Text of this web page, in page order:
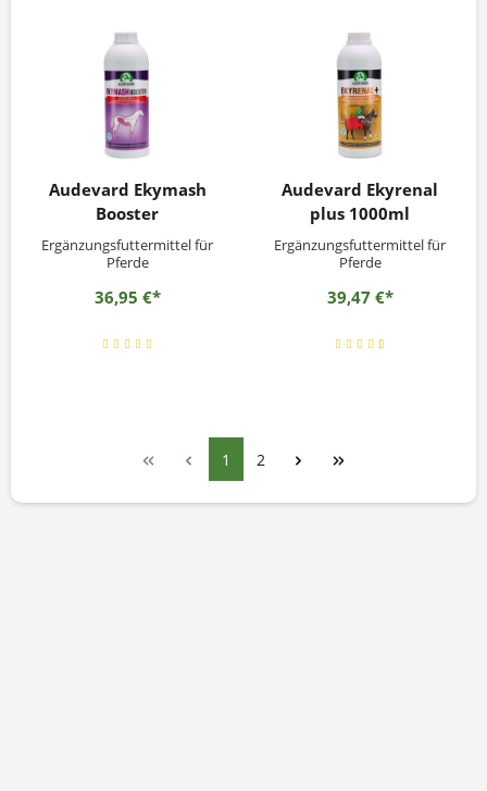
Audevard Ekymash
Booster
Ergänzungsfuttermittel für
Pferde
36,95 €*
Audevard Ekyrenal
plus 1000ml
Ergänzungsfuttermittel für
Pferde
39,47 €*
1 2